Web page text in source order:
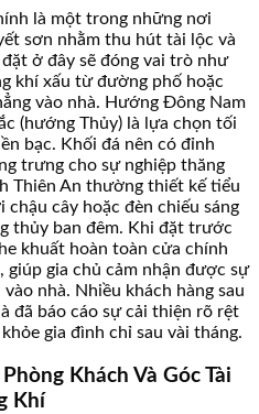
là một trong những nơi
sơn nhằm thu hút tài lộc và
ở đây sẽ đóng vai trò như
khí xấu từ đường phố hoặc
vào nhà. Hướng Đông Nam
(hướng Thủy) là lựa chọn tối
bạc. Khối đá nên có đỉnh
trưng cho sự nghiệp thăng
Thiên An thường thiết kế tiểu
cây hoặc đèn chiếu sáng
thủy ban đêm. Khi đặt trước
khuất hoàn toàn cửa chính
giúp gia chủ cảm nhận được sự
nhà. Nhiều khách hàng sau
đã báo cáo sự cải thiện rõ rệt
gia đình chỉ sau vài tháng.
Khách Và Góc Tài
Khí